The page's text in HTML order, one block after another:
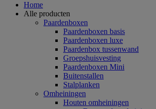
Home
Alle producten
Paardenboxen
Paardenboxen basis
Paardenboxen luxe
Paardenbox tussenwand
Groepshuisvesting
Paardenboxen Mini
Buitenstallen
Stalplanken
Omheiningen
Houten omheiningen